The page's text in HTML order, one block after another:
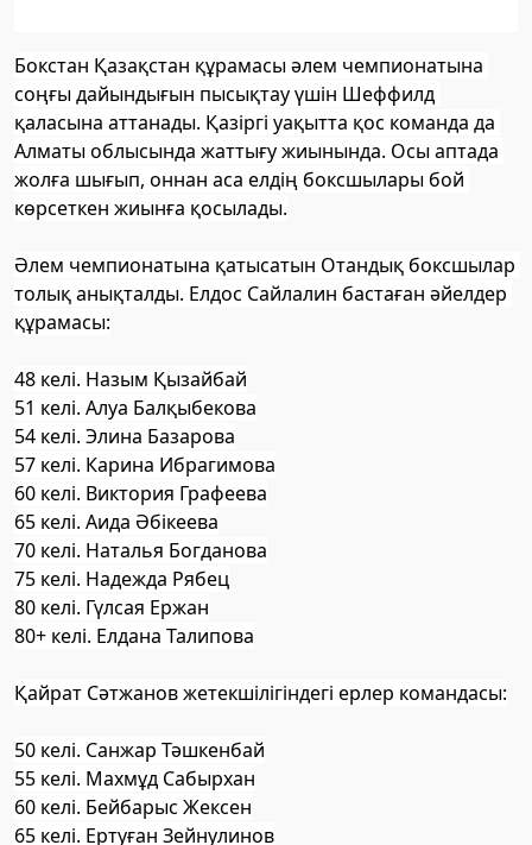
Бокстан Қазақстан құрамасы әлем чемпионатына
соңғы дайындығын пысықтау үшін Шеффилд
қаласына аттанады. Қазіргі уақытта қос команда да
Алматы облысында жаттығу жиынында. Осы аптада
жолға шығып, оннан аса елдің боксшылары бой
көрсеткен жиынға қосылады.
Әлем чемпионатына қатысатын Отандық боксшылар
толық анықталды. Елдос Сайлалин бастаған әйелдер
құрамасы:
48 келі. Назым Қызайбай
51 келі. Алуа Балқыбекова
54 келі. Элина Базарова
57 келі. Карина Ибрагимова
60 келі. Виктория Графеева
65 келі. Аида Әбікеева
70 келі. Наталья Богданова
75 келі. Надежда Рябец
80 келі. Гүлсая Ержан
80+ келі. Елдана Талипова
Қайрат Сәтжанов жетекшілігіндегі ерлер командасы:
50 келі. Санжар Тәшкенбай
55 келі. Махмұд Сабырхан
60 келі. Бейбарыс Жексен
65 келі. Ертуған Зейнулинов